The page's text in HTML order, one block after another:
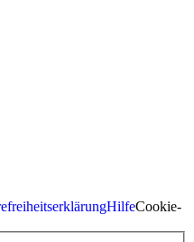
HilfeCookie-